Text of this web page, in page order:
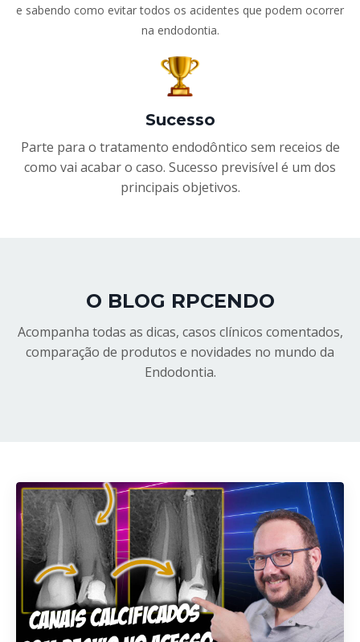
e sabendo como evitar todos os acidentes que podem ocorrer
na endodontia.
Sucesso
Parte para o tratamento endodôntico sem receios de
como vai acabar o caso. Sucesso previsível é um dos
principais objetivos.
O BLOG RPCENDO
Acompanha todas as dicas, casos clínicos comentados,
comparação de produtos e novidades no mundo da
Endodontia.